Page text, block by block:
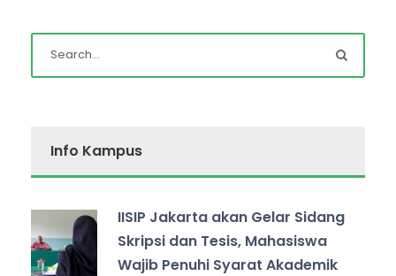
Info Kampus
IISIP Jakarta akan Gelar Sidang
Skripsi dan Tesis, Mahasiswa
Wajib Penuhi Syarat Akademik